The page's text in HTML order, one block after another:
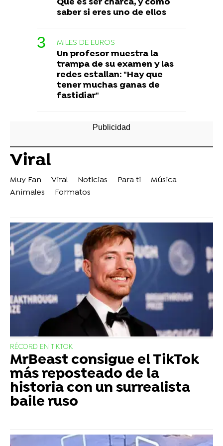
Qué es ser charca, y cómo
saber si eres uno de ellos
MILES DE EUROS
Un profesor muestra la
trampa de su examen y las
redes estallan: "Hay que
tener muchas ganas de
fastidiar"
Viral
Muy Fan Viral Noticias Para ti
Música
Animales
Formatos
RÉCORD EN TIKTOK
MrBeast consigue el TikTok
más reposteado de la
historia con un surrealista
baile ruso